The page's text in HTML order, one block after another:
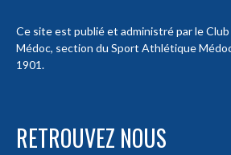
Ce site est publié et administré par le
Médoc, section du Sport Athlétique
1901.
RETROUVEZ NOUS